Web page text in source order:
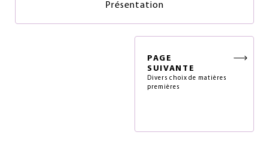
Présentation
PAGE
SUIVANTE
Divers choix de matières
premières